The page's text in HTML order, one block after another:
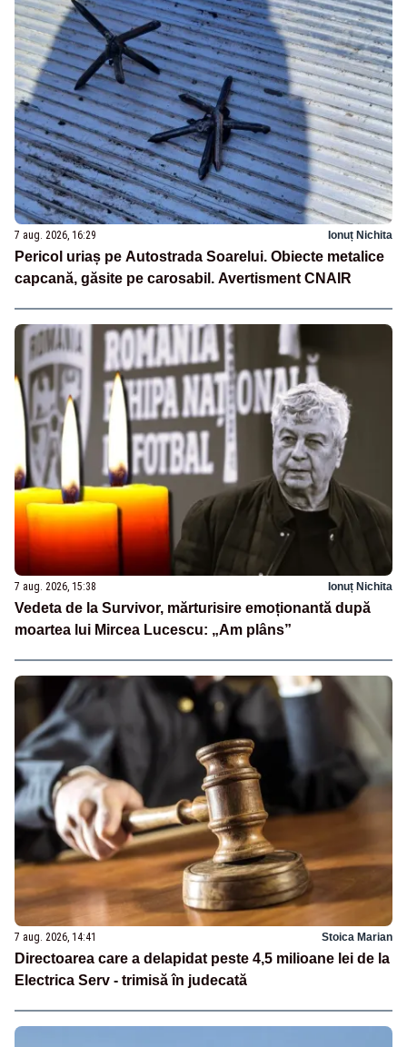
7 aug. 2026, 16:29 Ionuț Nichita
Pericol uriaș pe Autostrada Soarelui. Obiecte metalice
capcană, găsite pe carosabil. Avertisment CNAIR
7 aug. 2026, 15:38 Ionuț Nichita
Vedeta de la Survivor, mărturisire emoționantă după
moartea lui Mircea Lucescu: „Am plâns”
7 aug. 2026, 14:41 Stoica Marian
Directoarea care a delapidat peste 4,5 milioane lei de la
Electrica Serv - trimisă în judecată